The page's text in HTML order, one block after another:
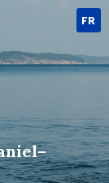
FR